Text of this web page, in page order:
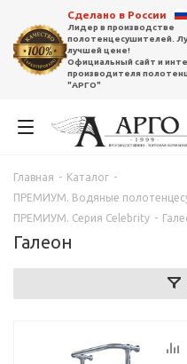
Сделано в России
Лидер в производстве
полотенцесушителей.
лучшей цене!
Официальный сайт и
производителя
"АРГО"
Главная - Каталог -
ПРЕМИУМ. Водяные
ПРЕМИУМ. Серия Сelebrity -
Галеон